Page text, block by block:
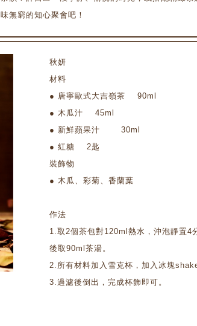
味無窮的知心聚會吧！
秋妍
材料
● 唐寧歐式大吉嶺茶 90ml
● 木瓜汁 45ml
● 新鮮蘋果汁 30ml
● 紅糖 2匙
裝飾物
● 木瓜、彩菊、香蘭葉
作法
1.取2個茶包對120ml熱水，沖泡靜置4
後取90ml茶湯。
2.所有材料加入雪克杯，加入冰塊shake
3.過濾後倒出，完成杯飾即可。